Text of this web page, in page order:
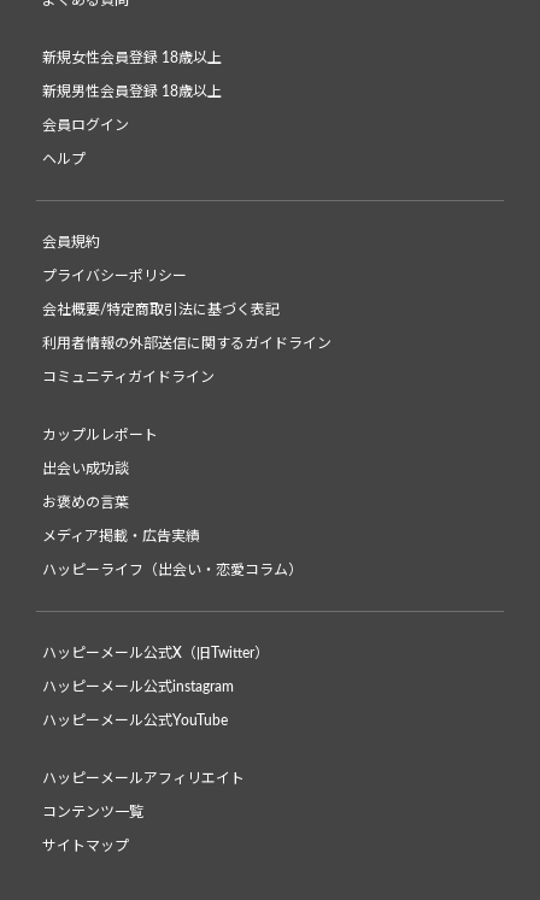
新規女性会員登録 18歳以上
新規男性会員登録 18歳以上
会員ログイン
ヘルプ
会員規約
プライバシーポリシー
会社概要/特定商取引法に基づく表記
利用者情報の外部送信に関するガイドライン
コミュニティガイドライン
カップルレポート
出会い成功談
お褒めの言葉
メディア掲載・広告実績
ハッピーライフ（出会い・恋愛コラム）
ハッピーメール公式X（旧Twitter）
ハッピーメール公式instagram
ハッピーメール公式YouTube
ハッピーメールアフィリエイト
コンテンツ一覧
サイトマップ